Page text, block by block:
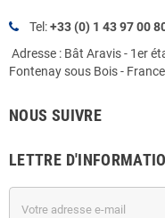
Tel:+33 (0) 1 43 97 00
Adresse : Bât Aravis - 1er
Fontenay sous Bois - France
NOUS SUIVRE
LETTRE